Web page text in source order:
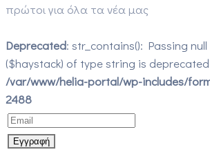
πρώτοι για όλα τα νέα μας
Deprecated: str_contains(): Passing
($haystack) of type string is
/var/www/helia-portal/wp-includes/
2488